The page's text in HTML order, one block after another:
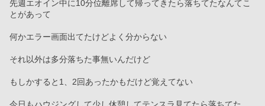
先週エオイン中に10分位離席して帰ってきたら落ちてたなんてこ
とがあって
何かエラー画面出てたけどよく分からない
それ以外は多分落ちた事無いんだけど
もしかすると1、2回あったかもだけど覚えてない